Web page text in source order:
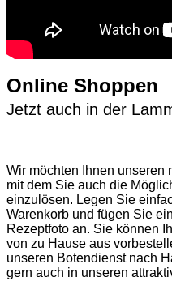
Online Shoppen
Jetzt auch in der
Wir möchten Ihnen unseren
mit dem Sie auch die
einzulösen. Legen Sie
Warenkorb und fügen Sie
Rezeptfoto an. Sie können
von zu Hause aus
unseren Botendienst nach
gern auch in unseren